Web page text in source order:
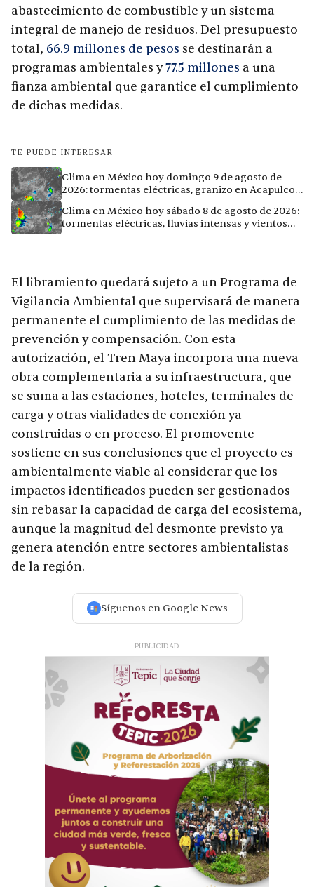
abastecimiento de combustible y un sistema
integral de manejo de residuos. Del presupuesto
total, 66.9 millones de pesos se destinarán a
programas ambientales y77.5 millones a una
fianza ambiental que garantice el cumplimiento
de dichas medidas.
TE PUEDE INTERESAR
Clima en México hoy domingo 9 de agosto de
2026: tormentas eléctricas, granizo en Acapulco y
Clima en México hoy sábado 8 de agosto de 2026:
tormentas eléctricas, lluvias intensas y vientos
El libramiento quedará sujeto a un Programa de
Vigilancia Ambiental que supervisará de manera
permanente el cumplimiento de las medidas de
prevención y compensación. Con esta
autorización, el Tren Maya incorpora una nueva
obra complementaria a su infraestructura, que
se suma a las estaciones, hoteles, terminales de
carga y otras vialidades de conexión ya
construidas o en proceso. El promovente
sostiene en sus conclusiones que el proyecto es
ambientalmente viable al considerar que los
impactos identificados pueden ser gestionados
sin rebasar la capacidad de carga del ecosistema,
aunque la magnitud del desmonte previsto ya
genera atención entre sectores ambientalistas
de la región.
Síguenos en Google News
PUBLICIDAD